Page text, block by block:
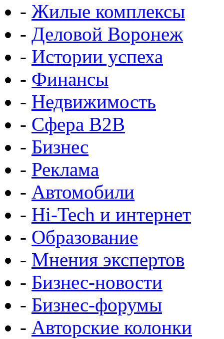
- Жилые комплексы
- Деловой Воронеж
- Истории успеха
- Финансы
- Недвижимость
- Сфера B2B
- Бизнес
- Реклама
- Автомобили
- Hi-Tech и интернет
- Образование
- Мнения экспертов
- Бизнес-новости
- Бизнес-форумы
- Авторские колонки